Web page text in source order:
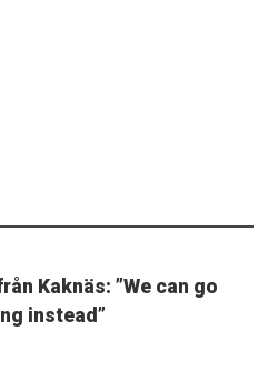
Kaknäs: ”We can go
instead”